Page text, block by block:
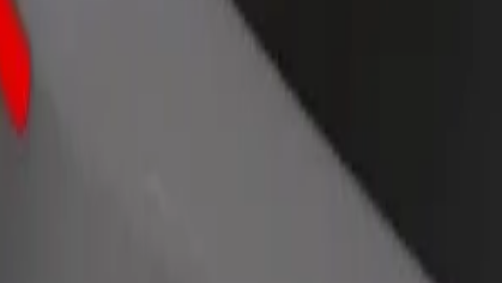
Livrez des repas et générez des revenus
Atteignez plus de
augmentez vos
- Szpital à Dworzec PKP Opole Główne